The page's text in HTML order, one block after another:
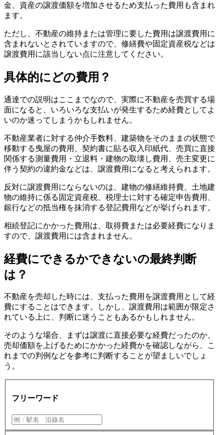
金、資産の譲渡価額を増加させるため支払った費用も含まれ
ます。
ただし、不動産の維持または管理に要した費用は譲渡費用に
含まれないとされていますので、修繕費や固定資産税などは
譲渡費用に該当しない点に注意してください。
具体的にどの費用？
通達での説明はここまでなので、実際に不動産を売買する場
面になると、いろいろな支払いが発生するため経費としてよ
いのか迷ってしまうかもしれません。
不動産業者に対する仲介手数料、建築物をそのままの状態で
移動する曳屋の費用、契約書に貼る収入印紙代、売買に直接
関係する測量費用・立退料・建物の取壊し費用、売主変更に
伴う契約の違約金などは、譲渡費用になると考えられます。
反対に譲渡費用にならないのは、建物の修繕維持費、土地建
物の維持に係る固定資産税、税理士に対する確定申告費用、
銀行などの抵当権を抹消する登記費用などが挙げられます。
相続登記にかかった費用は、取得費または必要経費になりま
すので、譲渡費用には含まれません。
経費にできるかできないの最終判断
は？
不動産を売却した時には、支払った費用を譲渡費用として経
費にすることはできます。しかし、譲渡費用は範囲が限定さ
れている上に、判断に迷うこともあるかもしれません。
そのような場合、まずは譲渡に直接必要な経費だったのか、
売却価額を上げるためにかかった経費かを確認しながら、こ
れまでの判例などを参考に判断することが望ましいでしょ
う。
フリーワード